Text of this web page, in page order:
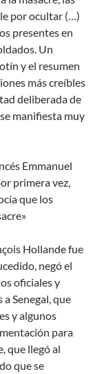
por ocultar (…)
presentes en
Un
y el resumen
más creíbles
deliberada de
manifiesta muy
Emmanuel
primera vez,
que los
Hollande fue
negó el
oficiales y
Senegal, que
y algunos
para
que llegó al
que se